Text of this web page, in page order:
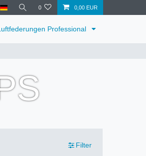
0 0,00 EUR
Professional
Filter